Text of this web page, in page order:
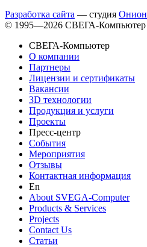
Разработка сайта — студия Онион
© 1995—2026 СВЕГА-Компьютер
СВЕГА-Компьютер
О компании
Партнеры
Лицензии и сертификаты
Вакансии
3D технологии
Продукция и услуги
Проекты
Пресс-центр
События
Мероприятия
Отзывы
Контактная информация
En
About SVEGA-Computer
Products & Services
Projects
Contact Us
Статьи